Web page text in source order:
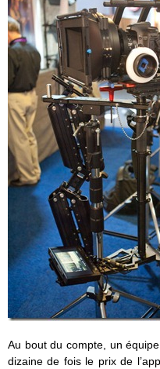
Au bout du compte, un
dizaine de fois le prix de